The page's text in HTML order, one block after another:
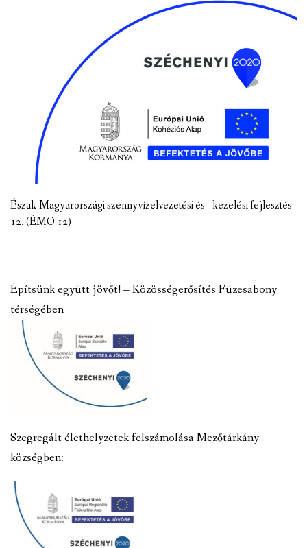
Észak-Magyarországi szennyvízelvezetési és –kezelési fejlesztés
12. (ÉMO 12)
Építsünk együtt jövőt! – Közösségerősítés Füzesabony
térségében
Szegregált élethelyzetek felszámolása Mezőtárkány
községben: